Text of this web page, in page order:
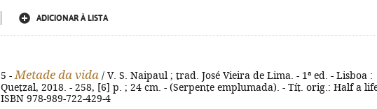
ADICIONAR À LISTA
5 - Metade da vida / V. S. Naipaul ; trad. José Vieira de Lima. - 1ª ed. - Lisboa :
Quetzal, 2018. - 258, [6] p. ; 24 cm. - (Serpente emplumada). - Tít. orig.: Half a
ISBN 978-989-722-429-4